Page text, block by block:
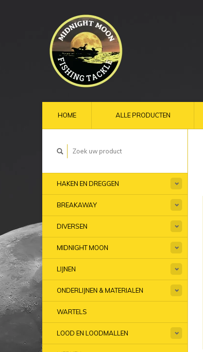
HOME ALLE PRODUCTEN
HAKEN EN DREGGEN
BREAKAWAY
DIVERSEN
MIDNIGHT MOON
LIJNEN
ONDERLIJNEN & MATERIALEN
WARTELS
LOOD EN LOODMALLEN